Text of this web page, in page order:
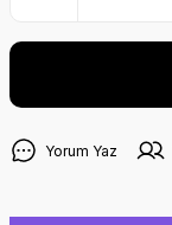
Yorum Yaz